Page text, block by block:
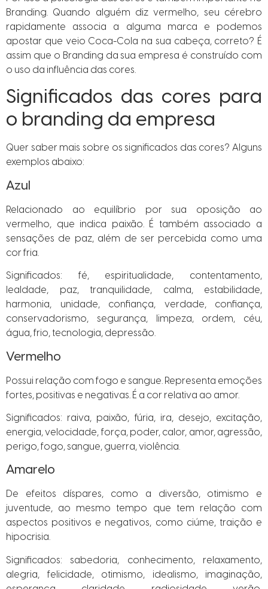
Branding. Quando alguém diz vermelho, seu cérebro
rapidamente associa a alguma marca e podemos
apostar que veio Coca-Cola na sua cabeça, correto? É
assim que o Branding da sua empresa é construído com
o uso da influência das cores.
Significados das cores para
o branding da empresa
Quer saber mais sobre os significados das cores? Alguns
exemplos abaixo:
Azul
Relacionado ao equilíbrio por sua oposição ao
vermelho, que indica paixão. É também associado a
sensações de paz, além de ser percebida como uma
cor fria.
Significados: fé, espiritualidade, contentamento,
lealdade, paz, tranquilidade, calma, estabilidade,
harmonia, unidade, confiança, verdade, confiança,
conservadorismo, segurança, limpeza, ordem, céu,
água, frio, tecnologia, depressão.
Vermelho
Possui relação com fogo e sangue. Representa emoções
fortes, positivas e negativas. É a cor relativa ao amor.
Significados: raiva, paixão, fúria, ira, desejo, excitação,
energia, velocidade, força, poder, calor, amor, agressão,
perigo, fogo, sangue, guerra, violência.
Amarelo
De efeitos díspares, como a diversão, otimismo e
juventude, ao mesmo tempo que tem relação com
aspectos positivos e negativos, como ciúme, traição e
hipocrisia.
Significados: sabedoria, conhecimento, relaxamento,
alegria, felicidade, otimismo, idealismo, imaginação,